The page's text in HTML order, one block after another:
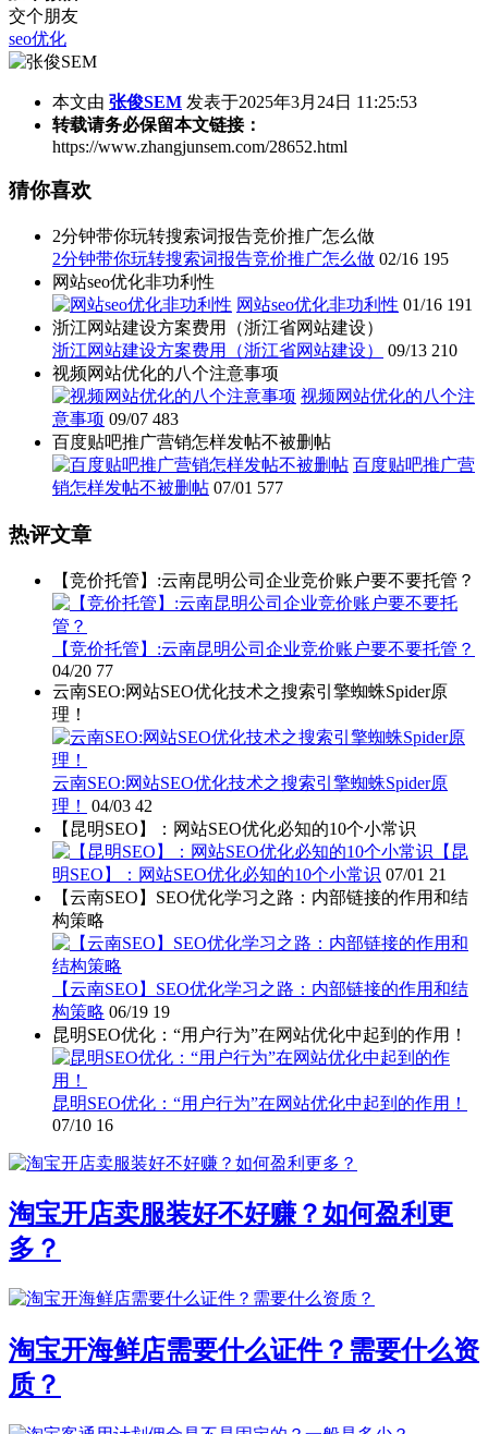
交个朋友
seo优化
本文由 张俊SEM 发表于2025年3月24日 11:25:53
转载请务必保留本文链接：
https://www.zhangjunsem.com/28652.html
猜你喜欢
2分钟带你玩转搜索词报告竞价推广怎么做
2分钟带你玩转搜索词报告竞价推广怎么做 02/16 195
网站seo优化非功利性
网站seo优化非功利性 01/16 191
浙江网站建设方案费用（浙江省网站建设）
浙江网站建设方案费用（浙江省网站建设）
09/13 210
视频网站优化的八个注意事项
视频网站优化的八个注
意事项 09/07 483
百度贴吧推广营销怎样发帖不被删帖
百度贴吧推广营
销怎样发帖不被删帖 07/01 577
热评文章
【竞价托管】:云南昆明公司企业竞价账户要不要托管？
【竞价托管】:云南昆明公司企业竞价账户要不要托管？
04/20 77
云南SEO:网站SEO优化技术之搜索引擎蜘蛛Spider原
理！
云南SEO:网站SEO优化技术之搜索引擎蜘蛛Spider原
理！
04/03 42
【昆明SEO】：网站SEO优化必知的10个小常识
【昆
明SEO】：网站SEO优化必知的10个小常识 07/01 21
【云南SEO】SEO优化学习之路：内部链接的作用和结
构策略
【云南SEO】SEO优化学习之路：内部链接的作用和结
构策略 06/19 19
昆明SEO优化：“用户行为”在网站优化中起到的作用！
昆明SEO优化：“用户行为”在网站优化中起到的作用！
07/10 16
淘宝开店卖服装好不好赚？如何盈利更
多？
淘宝开海鲜店需要什么证件？需要什么资
质？